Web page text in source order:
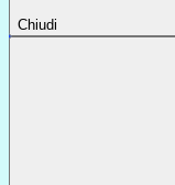
Chiudi